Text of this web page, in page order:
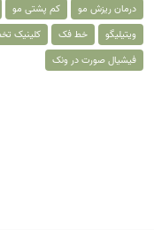
درمان ریزش مو کم پشتی مو
ویتیلیگو
خط فک کلینیک
فیشیال صورت در ونک